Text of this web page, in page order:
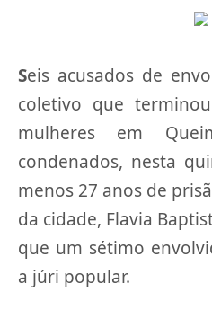
Seis acusados de
coletivo que
mulheres em
condenados, nesta
menos 27 anos de
da cidade, Flavia
que um sétimo
a júri popular.